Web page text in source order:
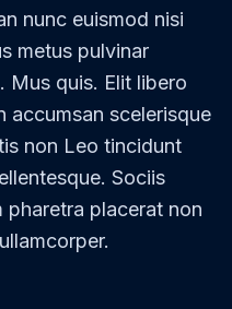
nunc euismod nisi
metus pulvinar
Mus quis. Elit libero
accumsan scelerisque
non Leo tincidunt
Sociis
pharetra placerat non